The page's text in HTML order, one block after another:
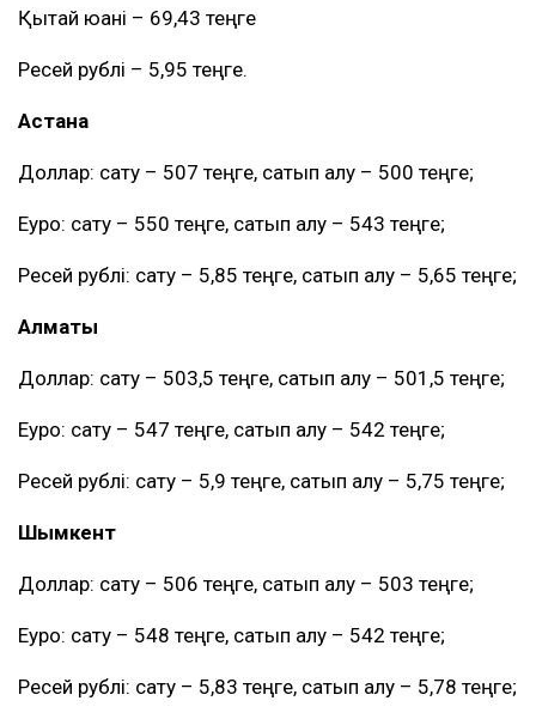
Қытай юані – 69,43 теңге
Ресей рублі – 5,95 теңге.
Астана
Доллар: сату – 507 теңге, сатып алу – 500 теңге;
Еуро: сату – 550 теңге, сатып алу – 543 теңге;
Ресей рублі: сату – 5,85 теңге, сатып алу – 5,65 теңге;
Алматы
Доллар: сату – 503,5 теңге, сатып алу – 501,5 теңге;
Еуро: сату – 547 теңге, сатып алу – 542 теңге;
Ресей рублі: сату – 5,9 теңге, сатып алу – 5,75 теңге;
Шымкент
Доллар: сату – 506 теңге, сатып алу – 503 теңге;
Еуро: сату – 548 теңге, сатып алу – 542 теңге;
Ресей рублі: сату – 5,83 теңге, сатып алу – 5,78 теңге;